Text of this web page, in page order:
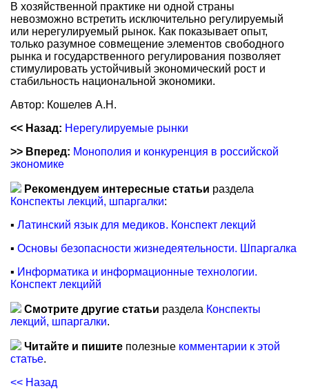
В хозяйственной практике ни одной страны
невозможно встретить исключительно регулируемый
или нерегулируемый рынок. Как показывает опыт,
только разумное совмещение элементов свободного
рынка и государственного регулирования позволяет
стимулировать устойчивый экономический рост и
стабильность национальной экономики.
Автор: Кошелев А.Н.
<< Назад: Нерегулируемые рынки
>> Вперед: Монополия и конкуренция в российской
экономике
Рекомендуем интересные статьи раздела
Конспекты лекций, шпаргалки:
▪ Латинский язык для медиков. Конспект лекций
▪ Основы безопасности жизнедеятельности. Шпаргалка
▪ Информатика и информационные технологии.
Конспект лекцийй
Смотрите другие статьи раздела Конспекты
лекций, шпаргалки.
Читайте и пишите полезные комментарии к этой
статье.
<< Назад